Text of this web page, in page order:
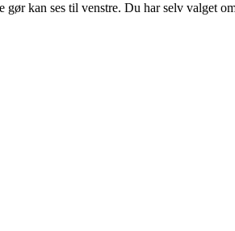
kan ses til venstre. Du har selv valget